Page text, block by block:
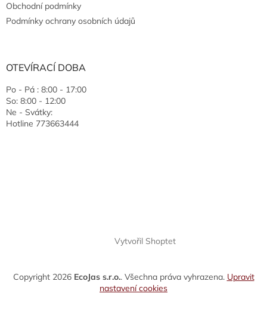
Obchodní podmínky
Podmínky ochrany osobních údajů
OTEVÍRACÍ DOBA
Po - Pá : 8:00 - 17:00
So: 8:00 - 12:00
Ne - Svátky:
Hotline 773663444
Vytvořil Shoptet
Copyright 2026 EcoJas s.r.o.. Všechna práva vyhrazena. Upravit
nastavení cookies